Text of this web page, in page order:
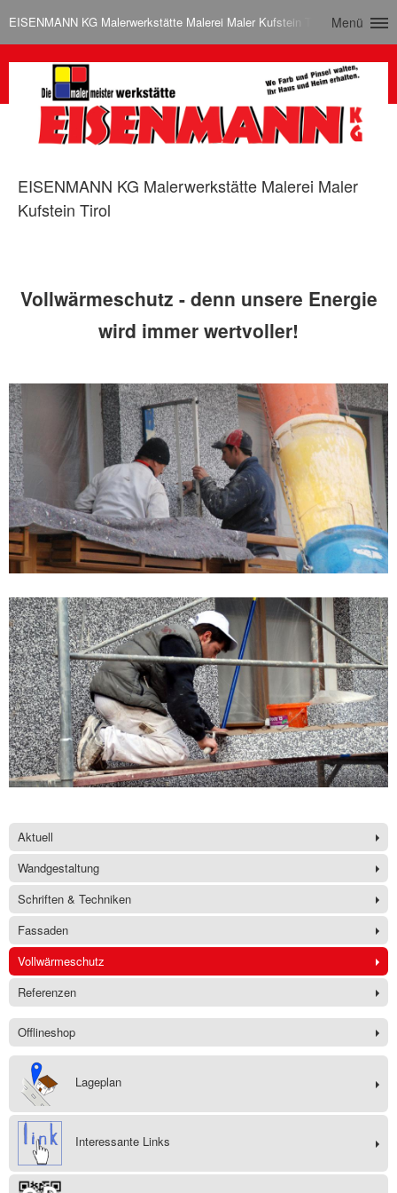
EISENMANN KG Malerwerkstätte Malerei Maler Kufstein Tirol Menü
EISENMANN KG Malerwerkstätte Malerei Maler
Kufstein Tirol
Vollwärmeschutz - denn unsere Energie
wird immer wertvoller!
Aktuell
Wandgestaltung
Schriften & Techniken
Fassaden
Vollwärmeschutz
Referenzen
Offlineshop
Lageplan
Interessante Links